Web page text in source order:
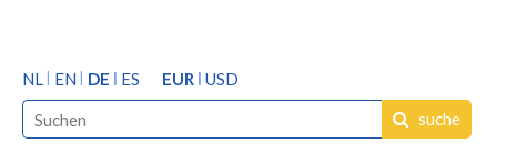
NL EN DE ES EUR USD
suche